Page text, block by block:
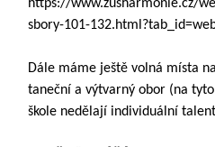
https://www.zusharmonie.cz/
sbory-101-
Dále máme ještě volná místa
taneční a výtvarný obor (na
škole nedělají individuální